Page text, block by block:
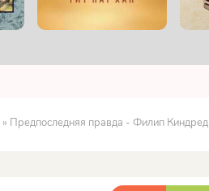
» Предпоследняя правда - Филип Киндред Дик